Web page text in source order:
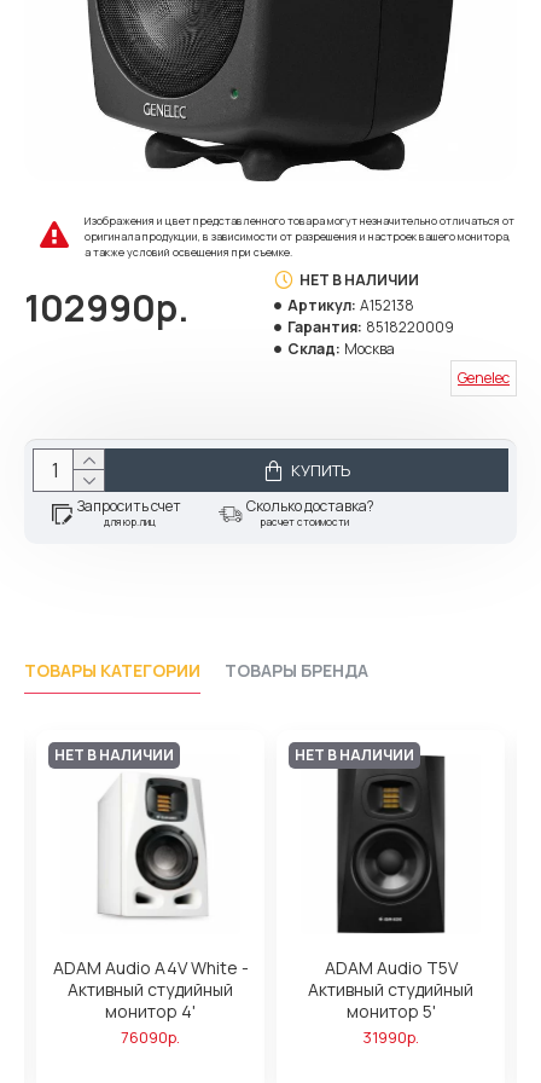
Изображения и цвет представленного товара могут незначительно отличаться от
оригинала продукции, в зависимости от разрешения и настроек вашего монитора,
а также условий освещения при съемке.
102990р.
НЕТ В НАЛИЧИИ
Артикул: A152138
Гарантия: 8518220009
Склад: Москва
Genelec
КУПИТЬ
Запросить счет
для юр.лиц
Сколько доставка?
расчет стоимости
ТОВАРЫ КАТЕГОРИИ ТОВАРЫ БРЕНДА
НЕТ В НАЛИЧИИ
ADAM Audio A4V White -
Активный студийный
монитор 4'
76090р.
НЕТ В НАЛИЧИИ
ADAM Audio T5V
Активный студийный
монитор 5'
31990р.